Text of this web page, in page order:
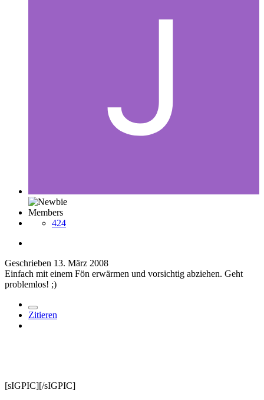
Members
424
Geschrieben 13. März 2008
Einfach mit einem Fön erwärmen und vorsichtig abziehen. Geht
problemlos! ;)
Zitieren
[sIGPIC][/sIGPIC]